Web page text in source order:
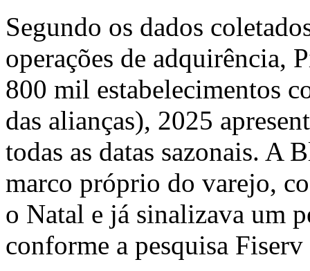
Segundo os dados
operações de adquirência,
800 mil estabelecimentos
das alianças), 2025
todas as datas sazonais. A
marco próprio do varejo,
o Natal e já sinalizava um
conforme a pesquisa